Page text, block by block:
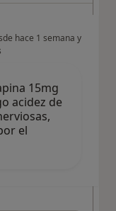
hace 1 semana y
15mg
acidez de
el